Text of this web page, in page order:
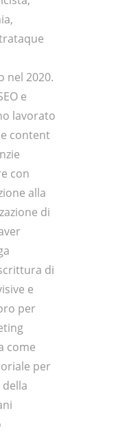
nel 2020.
e
lavorato
content
con
alla
di
di
e
per
come
per